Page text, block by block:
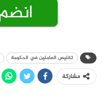
تقليص العاملين في الحكومة
مشاركة